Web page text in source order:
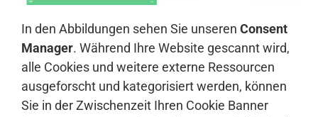
In den Abbildungen sehen Sie unseren Consent
Manager. Während Ihre Website gescannt wird,
alle Cookies und weitere externe Ressourcen
ausgeforscht und kategorisiert werden, können
Sie in der Zwischenzeit Ihren Cookie Banner